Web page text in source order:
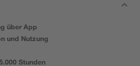
über App
und Nutzung
Stunden